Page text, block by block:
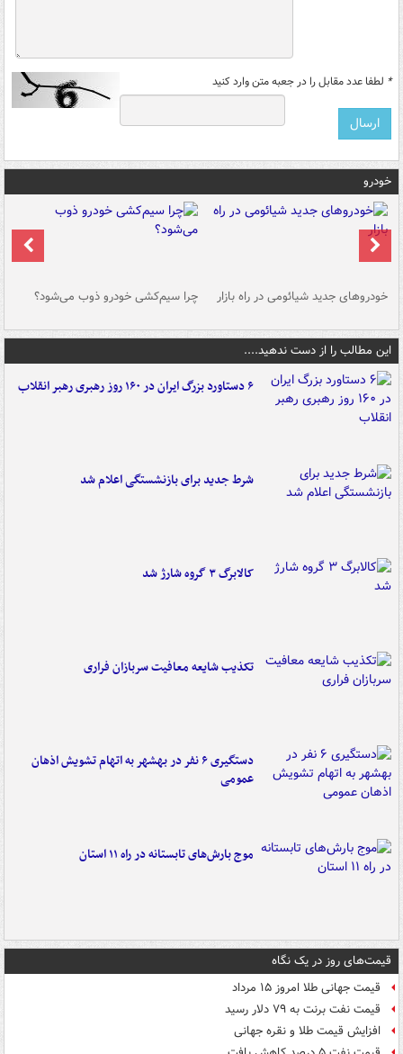
* لطفا عدد مقابل را در جعبه متن وارد کنید
خودرو
خودروهای جدید شیائومی در راه بازار چرا سیم‌کشی خودرو ذوب می‌شود؟
این مطالب را از دست ندهید....
۶ دستاورد بزرگ ایران در ۱۶۰ روز رهبری رهبر انقلاب
شرط جدید برای بازنشستگی اعلام شد
کالابرگ ۳ گروه شارژ شد
تکذیب شایعه معافیت سربازان فراری
دستگیری ۶ نفر در بهشهر به اتهام تشویش اذهان
عمومی
موج بارش‌های تابستانه در راه ۱۱ استان
قیمت‌های روز در یک نگاه
قیمت جهانی طلا امروز ۱۵ مرداد
قیمت نفت برنت به ۷۹ دلار رسید
افزایش قیمت طلا و نقره جهانی